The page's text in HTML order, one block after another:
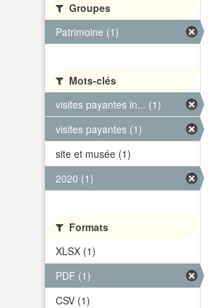
Groupes
Patrimoine (1)
Mots-clés
visites payantes in... (1)
visites payantes (1)
site et musée (1)
2020 (1)
Formats
XLSX (1)
PDF (1)
CSV (1)